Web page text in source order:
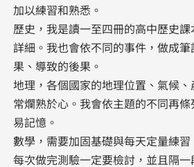
加以練習和熟悉。
歷史，我是讀一至四冊的高中歷史
詳細。我也會依不同的事件，做成
果、導致的後果。
地理，各個國家的地理位置、氣候
常爛熟於心。我會依主題的不同再
易記憶。
數學，需要加固基礎與每天定量練習
每次做完測驗一定要檢討，並且隔